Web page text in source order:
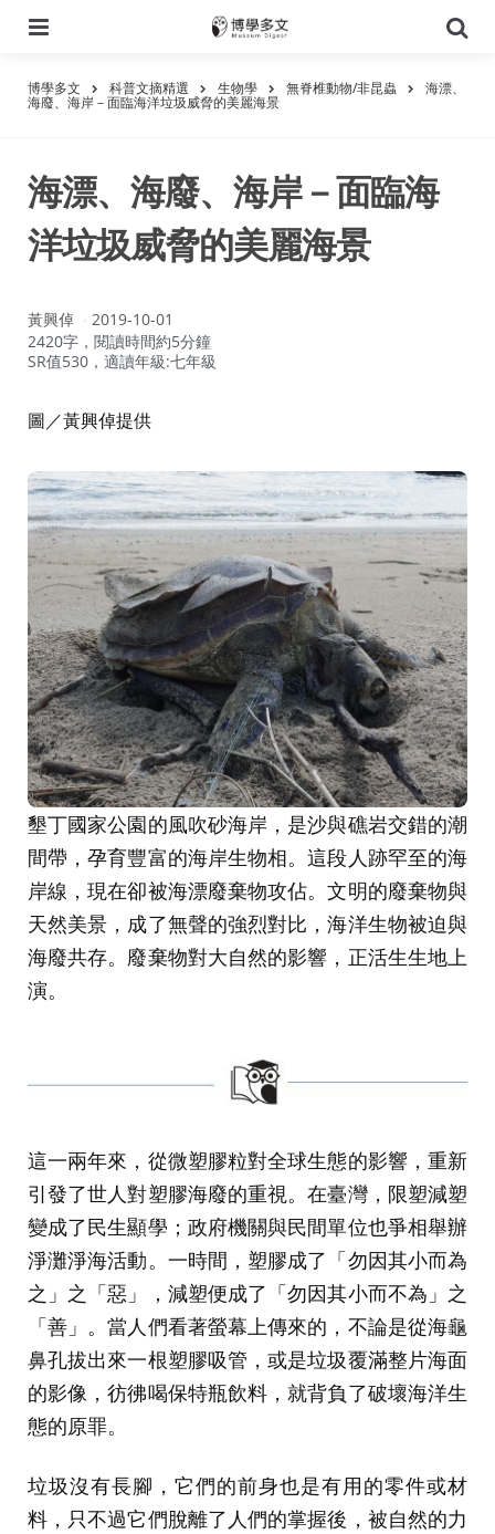
尋
博學多文 科普文摘精選 生物學 無脊椎動物/非昆蟲 海漂、
海廢、海岸－面臨海洋垃圾威脅的美麗海景
海漂、海廢、海岸－面臨海
洋垃圾威脅的美麗海景
作
者：
黃興倬
2019-10-01
2420字，閱讀時間約5分鐘
SR值530，適讀年級:七年級
圖／黃興倬提供
墾丁國家公園的風吹砂海岸，是沙與礁岩交錯的潮
間帶，孕育豐富的海岸生物相。這段人跡罕至的海
岸線，現在卻被海漂廢棄物攻佔。文明的廢棄物與
天然美景，成了無聲的強烈對比，海洋生物被迫與
海廢共存。廢棄物對大自然的影響，正活生生地上
演。
這一兩年來，從微塑膠粒對全球生態的影響，重新
引發了世人對塑膠海廢的重視。在臺灣，限塑減塑
變成了民生顯學；政府機關與民間單位也爭相舉辦
淨灘淨海活動。一時間，塑膠成了「勿因其小而為
之」之「惡」，減塑便成了「勿因其小而不為」之
「善」。當人們看著螢幕上傳來的，不論是從海龜
鼻孔拔出來一根塑膠吸管，或是垃圾覆滿整片海面
的影像，彷彿喝保特瓶飲料，就背負了破壞海洋生
態的原罪。
垃圾沒有長腳，它們的前身也是有用的零件或材
料，只不過它們脫離了人們的掌握後，被自然的力